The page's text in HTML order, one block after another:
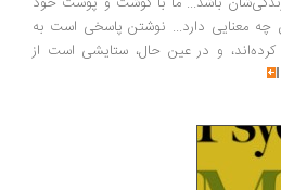
دارد... نوشتن پاسخی است به
و در عین حال، ستایشی است از